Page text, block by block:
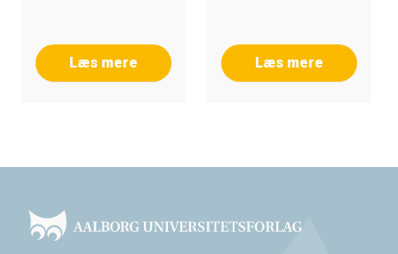
Læs mere Læs mere